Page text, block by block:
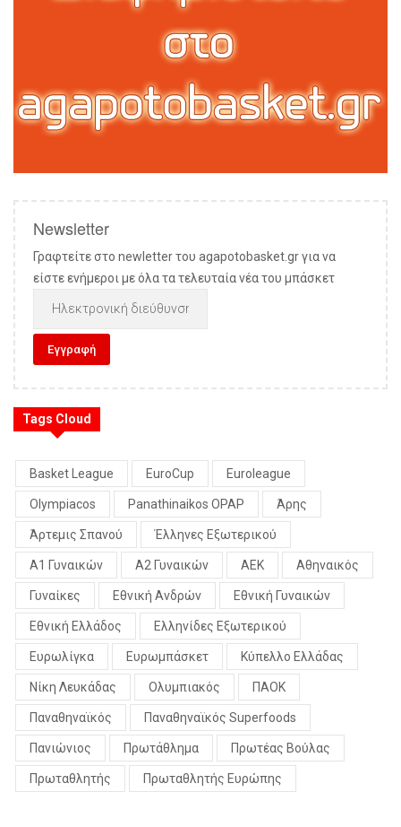
Newsletter
Γραφτείτε στο newletter του agapotobasket.gr για να
είστε ενήμεροι με όλα τα τελευταία νέα του μπάσκετ
Tags Cloud
Basket League EuroCup Euroleague
Olympiacos Panathinaikos OPAP Άρης
Άρτεμις Σπανού Έλληνες Εξωτερικού
Α1 Γυναικών Α2 Γυναικών ΑΕΚ Αθηναικός
Γυναίκες Εθνική Ανδρών Εθνική Γυναικών
Εθνική Ελλάδος Ελληνίδες Εξωτερικού
Ευρωλίγκα Ευρωμπάσκετ Κύπελλο Ελλάδας
Νίκη Λευκάδας Ολυμπιακός ΠΑΟΚ
Παναθηναϊκός Παναθηναϊκός Superfoods
Πανιώνιος Πρωτάθλημα Πρωτέας Βούλας
Πρωταθλητής Πρωταθλητής Ευρώπης